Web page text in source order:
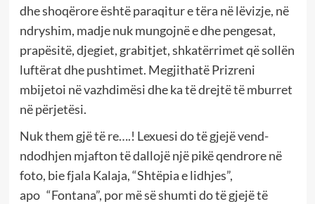
dhe shoqërore është paraqitur e tëra në lëvizje, në
ndryshim, madje nuk mungojnë e dhe pengesat,
prapësitë, djegiet, grabitjet, shkatërrimet që sollën
luftërat dhe pushtimet. Megjithatë Prizreni
mbijetoi në vazhdimësi dhe ka të drejtë të mburret
në përjetësi.
Nuk them gjë të re….! Lexuesi do të gjejë vend-
ndodhjen mjafton të dallojë një pikë qendrore në
foto, bie fjala Kalaja, “Shtëpia e lidhjes”,
apo “Fontana”, por më së shumti do të gjejë të